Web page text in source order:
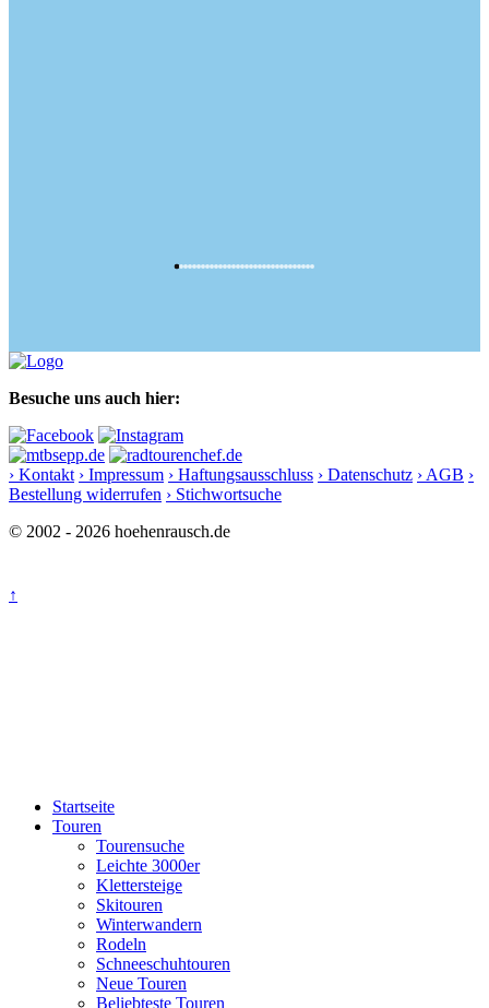
Besuche uns auch hier:
› Kontakt › Impressum › Haftungsausschluss › Datenschutz › AGB ›
Bestellung widerrufen › Stichwortsuche
© 2002 - 2026 hoehenrausch.de
↑
Startseite
Touren
Tourensuche
Leichte 3000er
Klettersteige
Skitouren
Winterwandern
Rodeln
Schneeschuhtouren
Neue Touren
Beliebteste Touren